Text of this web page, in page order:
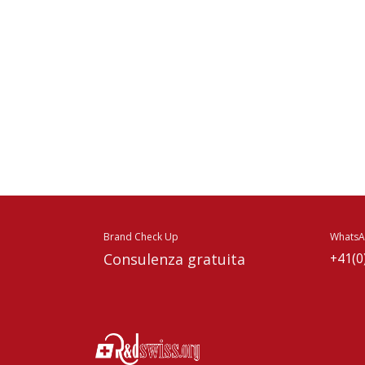
Brand Check Up
Consulenza gratuita